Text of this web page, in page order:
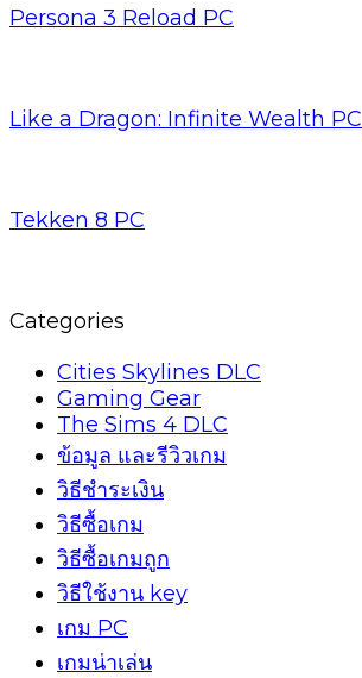
Persona 3 Reload PC
Like a Dragon: Infinite Wealth PC
Tekken 8 PC
Categories
Cities Skylines DLC
Gaming Gear
The Sims 4 DLC
ข้อมูล และรีวิวเกม
วิธีชำระเงิน
วิธีซื้อเกม
วิธีซื้อเกมถูก
วิธีใช้งาน key
เกม PC
เกมน่าเล่น